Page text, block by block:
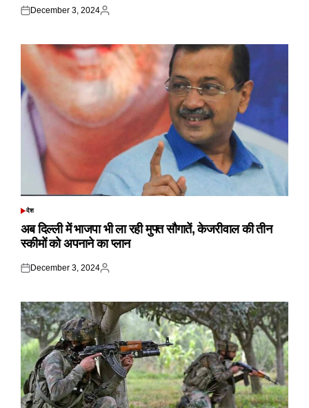
Posted
December 3, 2024
Posted
POSTED
देश
अब दिल्ली में भाजपा भी ला रही मुफ्त सौगातें, केजरीवाल की तीन
स्कीमों को अपनाने का प्लान
Posted
December 3, 2024
Posted